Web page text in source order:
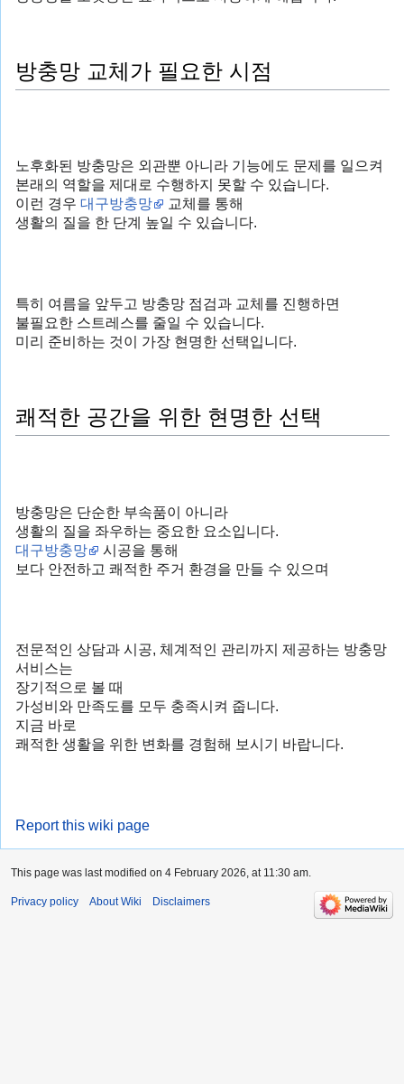
방충망 교체가 필요한 시점
노후화된 방충망은 외관뿐 아니라 기능에도 문제를 일으켜
본래의 역할을 제대로 수행하지 못할 수 있습니다.
이런 경우 대구방충망
교체를 통해
생활의 질을 한 단계 높일 수 있습니다.
특히 여름을 앞두고 방충망 점검과 교체를 진행하면
불필요한 스트레스를 줄일 수 있습니다.
미리 준비하는 것이 가장 현명한 선택입니다.
쾌적한 공간을 위한 현명한 선택
방충망은 단순한 부속품이 아니라
생활의 질을 좌우하는 중요한 요소입니다.
대구방충망
시공을 통해
보다 안전하고 쾌적한 주거 환경을 만들 수 있으며
전문적인 상담과 시공, 체계적인 관리까지 제공하는 방충망
서비스는
장기적으로 볼 때
가성비와 만족도를 모두 충족시켜 줍니다.
지금 바로
쾌적한 생활을 위한 변화를 경험해 보시기 바랍니다.
Report this wiki page
This page was last modified on 4 February 2026, at 11:30 am.
Privacy policy About Wiki Disclaimers